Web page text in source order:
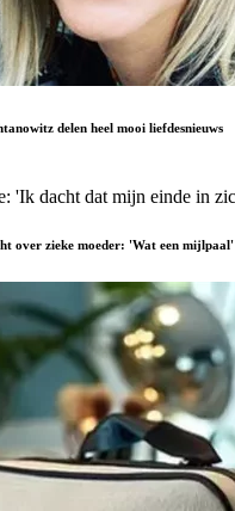
delen heel mooi liefdesnieuws
over zieke moeder: 'Wat een mijlpaal'